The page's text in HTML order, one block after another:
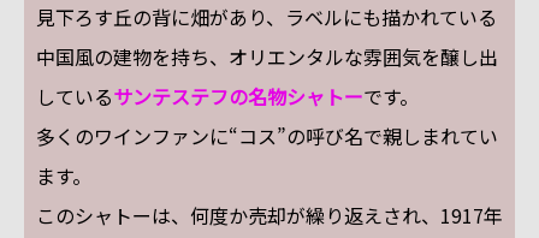
見下ろす丘の背に畑があり、ラベルにも描かれている
中国風の建物を持ち、オリエンタルな雰囲気を醸し出
しているサンテステフの名物シャトーです。
多くのワインファンに“コス”の呼び名で親しまれてい
ます。
このシャトーは、何度か売却が繰り返えされ、1917年